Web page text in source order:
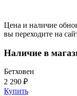
Цена и наличие
вы переходите на
Наличие в
Бетховен
2 290 ₽
Купить